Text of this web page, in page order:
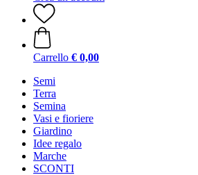
Carrello € 0,00
Semi
Terra
Semina
Vasi e fioriere
Giardino
Idee regalo
Marche
SCONTI